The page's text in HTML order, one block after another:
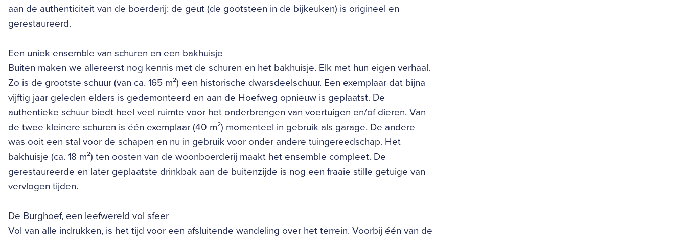
aan de authenticiteit van de boerderij: de geut (de gootsteen in de bijkeuken) is origineel en
gerestaureerd.
Een uniek ensemble van schuren en een bakhuisje
Buiten maken we allereerst nog kennis met de schuren en het bakhuisje. Elk met hun eigen verhaal.
Zo is de grootste schuur (van ca. 165 m²) een historische dwarsdeelschuur. Een exemplaar dat bijna
vijftig jaar geleden elders is gedemonteerd en aan de Hoefweg opnieuw is geplaatst. De
authentieke schuur biedt heel veel ruimte voor het onderbrengen van voertuigen en/of dieren. Van
de twee kleinere schuren is één exemplaar (40 m²) momenteel in gebruik als garage. De andere
was ooit een stal voor de schapen en nu in gebruik voor onder andere tuingereedschap. Het
bakhuisje (ca. 18 m²) ten oosten van de woonboerderij maakt het ensemble compleet. De
gerestaureerde en later geplaatste drinkbak aan de buitenzijde is nog een fraaie stille getuige van
vervlogen tijden.
De Burghoef, een leefwereld vol sfeer
Vol van alle indrukken, is het tijd voor een afsluitende wandeling over het terrein. Voorbij één van de